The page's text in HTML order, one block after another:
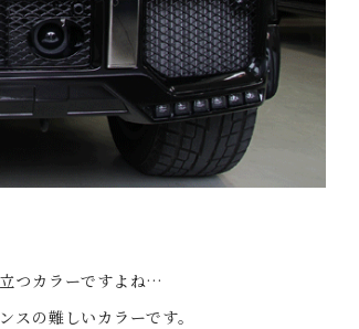
つカラーですよね…
スの難しいカラーです。